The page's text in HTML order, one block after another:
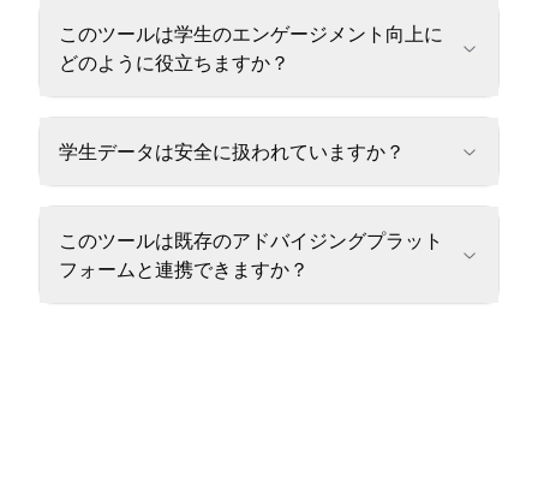
このツールは学生のエンゲージメント向上に
どのように役立ちますか？
学生データは安全に扱われていますか？
このツールは既存のアドバイジングプラット
フォームと連携できますか？